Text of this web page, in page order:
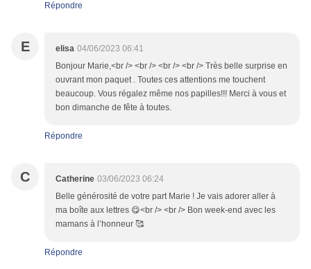
Répondre
E elisa 04/06/2023 06:41
Bonjour Marie,<br /> <br /> <br /> <br /> Très belle surprise en
ouvrant mon paquet . Toutes ces attentions me touchent
beaucoup. Vous régalez même nos papilles!!! Merci à vous et
bon dimanche de fête à toutes.
Répondre
C Catherine 03/06/2023 06:24
Belle générosité de votre part Marie ! Je vais adorer aller à
ma boîte aux lettres 😋<br /> <br /> Bon week-end avec les
mamans à l’honneur 🥰
Répondre